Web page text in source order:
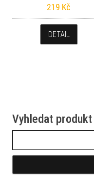
219 Kč
DETAIL
Vyhledat produkt